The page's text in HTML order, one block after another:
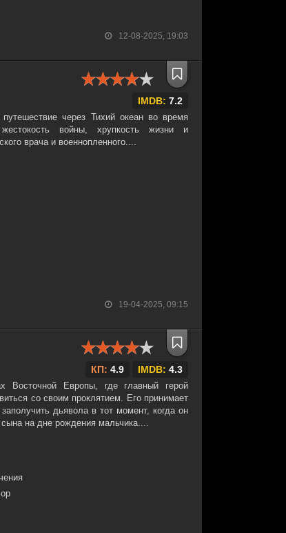
12-08-2025, 19:03
IMDB: 7.2
19-04-2025, 09:15
через Тихий океан во время
войны, хрупкость жизни и
врача и военнопленного....
КП: 4.9 IMDB: 4.3
Восточной Европы, где главный герой
со своим проклятием. Его принимает
дьявола в тот момент, когда он
сына на дне рождения мальчика....